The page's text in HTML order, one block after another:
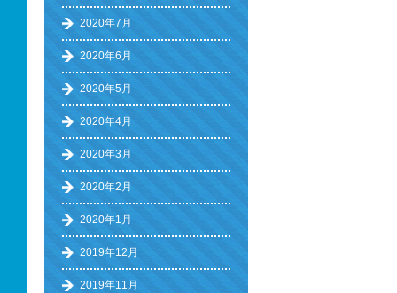
2020年7月
2020年6月
2020年5月
2020年4月
2020年3月
2020年2月
2020年1月
2019年12月
2019年11月